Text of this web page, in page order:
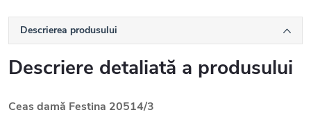
Descrierea produsului
Descriere detaliată a produsului
Ceas damă Festina 20514/3